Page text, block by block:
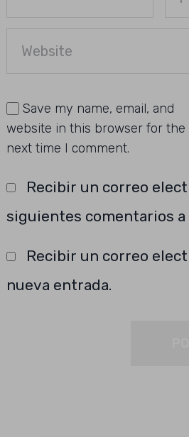
Save my name, email, and
website in this browser for the
next time I comment.
Recibir un correo
siguientes comentarios a
Recibir un correo
nueva entrada.